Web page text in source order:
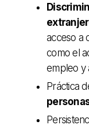
acceso a
como el
empleo y
Práctica